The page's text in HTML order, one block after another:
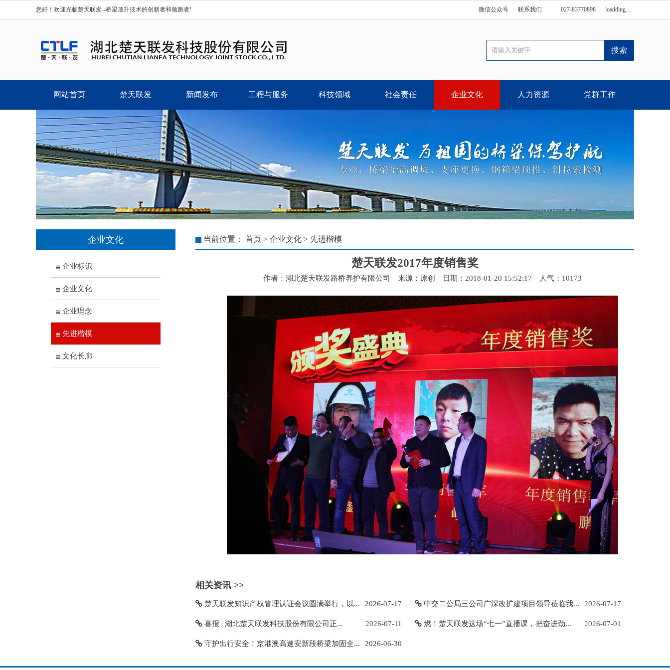
您好！欢迎光临楚天联发--桥梁顶升技术的创新者和领跑者! 微信公众号 联系我们 027-83770898 loadding...
网站首页 楚天联发 新闻发布 工程与服务 科技领域 社会责任 企业文化 人力资源 党群工作
企业文化
企业标识
企业文化
企业理念
先进楷模
文化长廊
当前位置： 首页 > 企业文化 > 先进楷模
楚天联发2017年度销售奖
作者：湖北楚天联发路桥养护有限公司 来源：原创 日期：2018-01-20 15:52:17 人气： 10173
相关资讯 >>
楚天联发知识产权管理认证会议圆满举行，以... 2026-07-17 中交二公局三公司广深改扩建项目领导莅临我... 2026-07-17
喜报 | 湖北楚天联发科技股份有限公司正... 2026-07-11 燃！楚天联发这场“七一”直播课，把奋进劲... 2026-07-01
守护出行安全！京港澳高速安新段桥梁加固全... 2026-06-30